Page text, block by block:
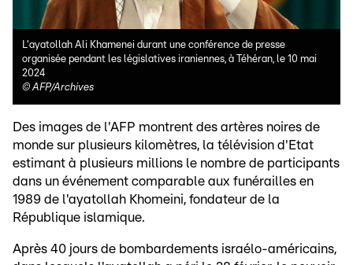
L'ayatollah Ali Khamenei durant une conférence de presse
organisée pendant les législatives iraniennes, à Téhéran, le 10 mai
2024
©AFP/Archives
Des images de l'AFP montrent des artères noires de
monde sur plusieurs kilomètres, la télévision d'Etat
estimant à plusieurs millions le nombre de participants
dans un événement comparable aux funérailles en
1989 de l'ayatollah Khomeini, fondateur de la
République islamique.
Après 40 jours de bombardements israélo-américains,